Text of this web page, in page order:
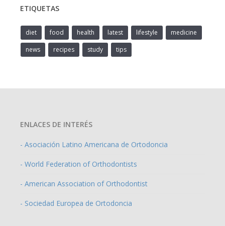
ETIQUETAS
diet food health latest lifestyle
medicine
news
recipes study tips
ENLACES DE INTERÉS
- Asociación Latino Americana de Ortodoncia
- World Federation of Orthodontists
- American Association of Orthodontist
- Sociedad Europea de Ortodoncia